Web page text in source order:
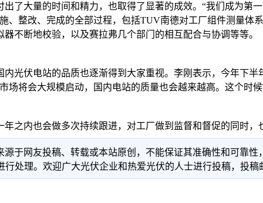
大量的时间和精力，也取得了显著的成效。“我们成为第
、整改、完成的全部过程，包括TUV南德对工厂组件测量体
不断地校验，以及赛拉弗几个部门的相互配合与协调等等。
伏电站的品质也逐渐得到大家重视。李刚表示，今年下半
场将会大规模启动，国内电站的质量也会越来越高。这个时
内也会做多次持续跟进，对工厂做到监督和督促的同时，
于网友投稿、转载或本站原创，不能保证其准确性和可靠
处理。欢迎广大光伏企业和热爱光伏的人士进行投稿，投稿邮